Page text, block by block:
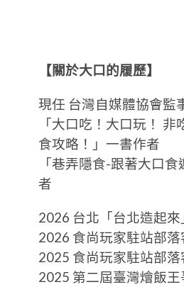
【關於大口的履歷】
現任 台灣自媒體協會監
「大口吃！大口玩！ 非
食攻略！」一書作者
「巷弄隱食-跟著大口
者
2026 台北「台北造起來
2026 食尚玩家駐站部落
2025 食尚玩家駐站部
2025 第二屆臺灣燴飯